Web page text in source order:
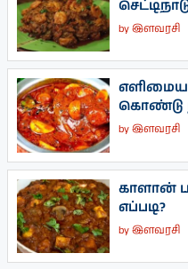
byஇளவரசி
கொண்டு
byஇளவரசி
காளான்
எப்படி?
byஇளவரசி